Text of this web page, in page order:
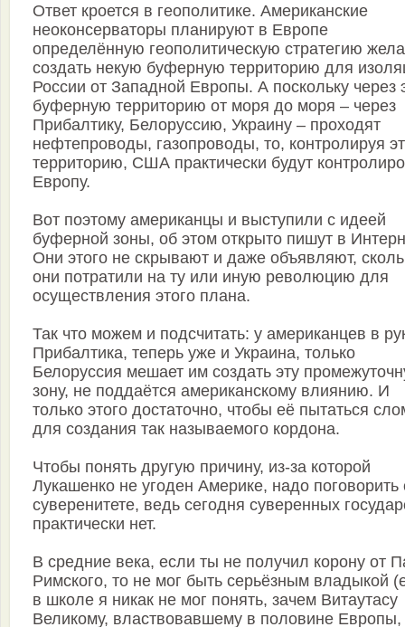
Ответ кроется в геополитике. Американские
неоконсерваторы планируют в Европе
определённую геополитическую стратегию
создать некую буферную территорию для
России от Западной Европы. А поскольку через
буферную территорию от моря до моря – через
Прибалтику, Белоруссию, Украину – проходят
нефтепроводы, газопроводы, то, контролируя
территорию, США практически будут
Европу.
Вот поэтому американцы и выступили с идеей
буферной зоны, об этом открыто пишут в
Они этого не скрывают и даже объявляют,
они потратили на ту или иную революцию для
осуществления этого плана.
Так что можем и подсчитать: у американцев в
Прибалтика, теперь уже и Украина, только
Белоруссия мешает им создать эту
зону, не поддаётся американскому влиянию. И
только этого достаточно, чтобы её пытаться
для создания так называемого кордона.
Чтобы понять другую причину, из-за которой
Лукашенко не угоден Америке, надо поговорить
суверенитете, ведь сегодня суверенных
практически нет.
В средние века, если ты не получил корону от
Римского, то не мог быть серьёзным владыкой
в школе я никак не мог понять, зачем Витаутасу
Великому, властвовавшему в половине Европы,